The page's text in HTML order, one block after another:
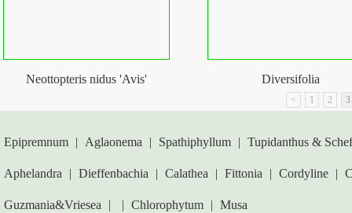
Neottopteris nidus 'Avis' Diversifolia
< 1 2 3
Epipremnum | Aglaonema | Spathiphyllum | Tupidanthus &
Aphelandra | Dieffenbachia | Calathea | Fittonia | Cordyline |
Guzmania&Vriesea | | Chlorophytum | Musa